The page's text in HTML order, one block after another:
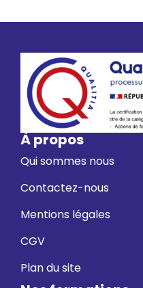
À propos
Qui sommes nous
Contactez-nous
Mentions légales
CGV
Plan du site